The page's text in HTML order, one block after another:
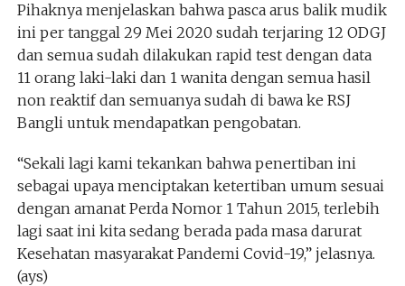
Pihaknya menjelaskan bahwa pasca arus balik mudik
ini per tanggal 29 Mei 2020 sudah terjaring 12 ODGJ
dan semua sudah dilakukan rapid test dengan data
11 orang laki-laki dan 1 wanita dengan semua hasil
non reaktif dan semuanya sudah di bawa ke RSJ
Bangli untuk mendapatkan pengobatan.
“Sekali lagi kami tekankan bahwa penertiban ini
sebagai upaya menciptakan ketertiban umum sesuai
dengan amanat Perda Nomor 1 Tahun 2015, terlebih
lagi saat ini kita sedang berada pada masa darurat
Kesehatan masyarakat Pandemi Covid-19,” jelasnya.
(ays)